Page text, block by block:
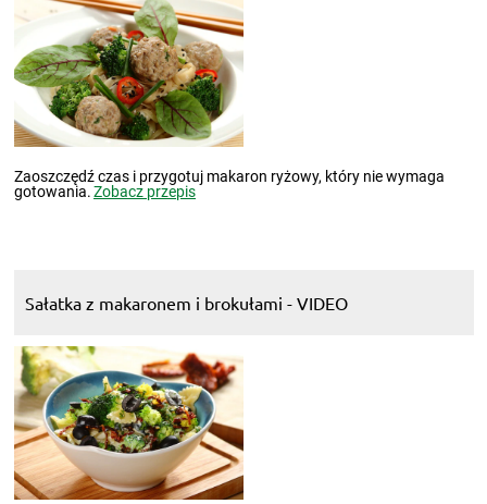
Zaoszczędź czas i przygotuj makaron ryżowy, który nie wymaga
gotowania.Zobacz przepis
Sałatka z makaronem i brokułami - VIDEO